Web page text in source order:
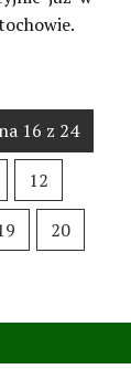
16 z 24
12
20